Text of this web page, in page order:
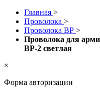
Главная >
Проволока >
Проволока ВР >
Проволока для
ВР-2 светлая
×
Форма авторизации